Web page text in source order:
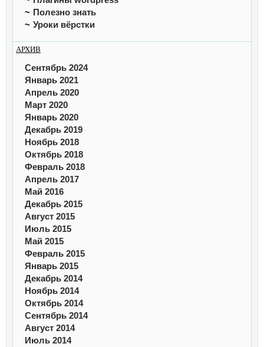
Полезно знать
Уроки вёрстки
АРХИВ
Сентябрь 2024
Январь 2021
Апрель 2020
Март 2020
Январь 2020
Декабрь 2019
Ноябрь 2018
Октябрь 2018
Февраль 2018
Апрель 2017
Май 2016
Декабрь 2015
Август 2015
Июль 2015
Май 2015
Февраль 2015
Январь 2015
Декабрь 2014
Ноябрь 2014
Октябрь 2014
Сентябрь 2014
Август 2014
Июль 2014